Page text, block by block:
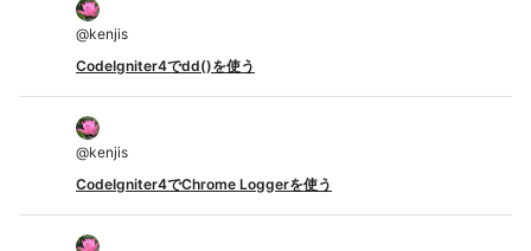
@kenjis
CodeIgniter4でdd()を使う
@kenjis
CodeIgniter4でChrome Loggerを使う